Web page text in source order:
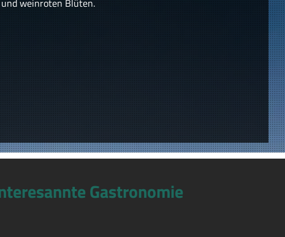
weinroten Blüten.
Gastronomie